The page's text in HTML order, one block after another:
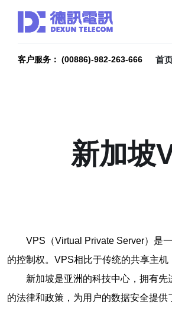
客户服务： (00886)-982-263-666 首
新加坡
VPS（Virtual Private Server）是
的控制权。VPS相比于传统的共享主机
新加坡是亚洲的科技中心，拥有
的法律和政策，为用户的数据安全提供